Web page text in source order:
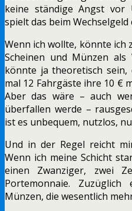
keine ständige Angst vor
spielt das beim Wechselgeld
Wenn ich wollte, könnte ich
Scheinen und Münzen als
könnte ja theoretisch sein,
mal 12 Fahrgäste ihre 10 €
Aber das wäre – auch
überfallen werde –
ist es unbequem, nutzlos,
Und in der Regel reicht
Wenn ich meine Schicht
einen Zwanziger, zwei
Portemonnaie.
Münzen, die wesentlich